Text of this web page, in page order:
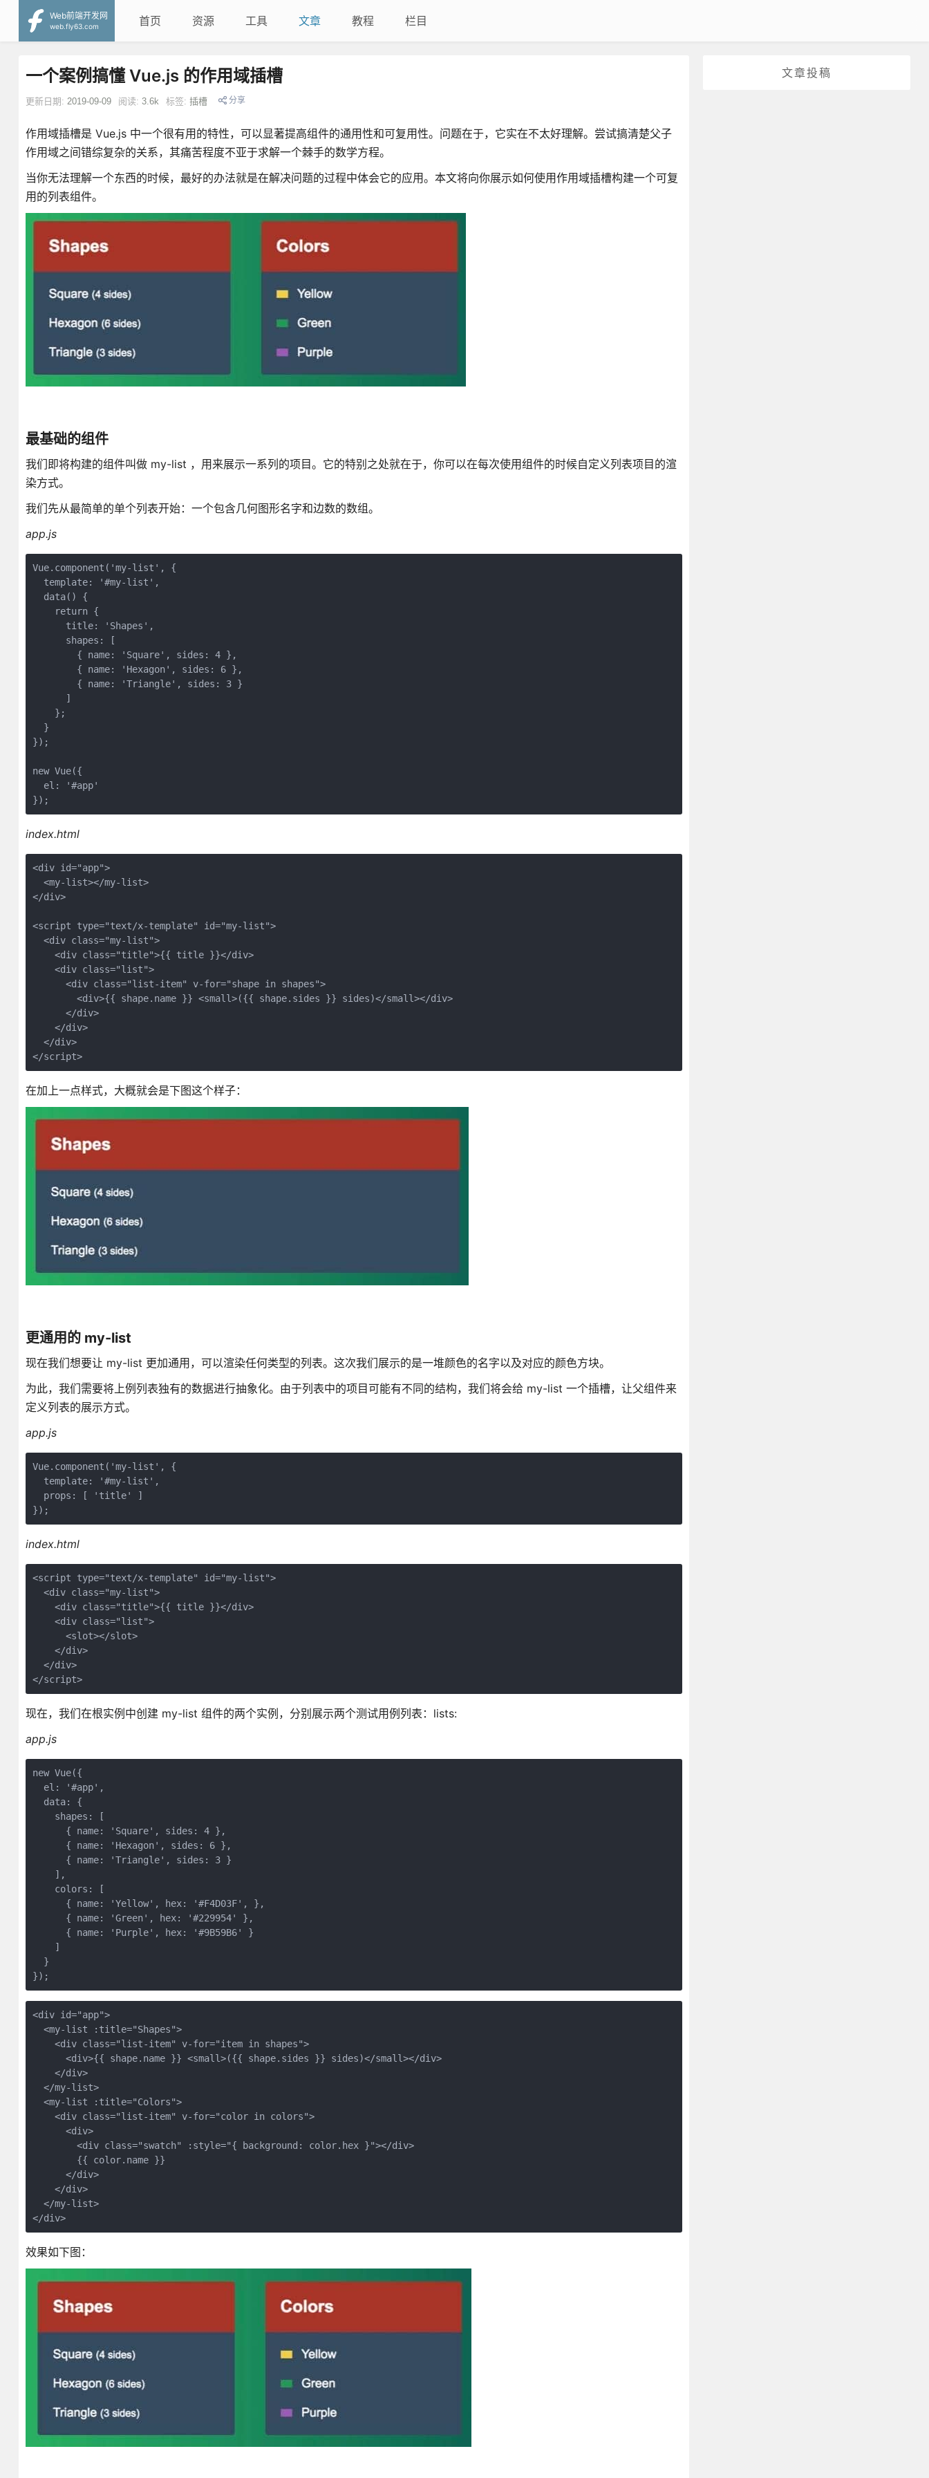
Web前端开发网
web.fly63.com
首页 资源 工具 文章 教程 栏目
文章投稿
一个案例搞懂 Vue.js 的作用域插槽
更新日期: 2019-09-09 阅读: 3.6k 标签: 插槽 分享
作用域插槽是 Vue.js 中一个很有用的特性，可以显著提高组件的通用性和可复用性。问题在于，它实在不太好理解。尝试搞清楚父子
作用域之间错综复杂的关系，其痛苦程度不亚于求解一个棘手的数学方程。
当你无法理解一个东西的时候，最好的办法就是在解决问题的过程中体会它的应用。本文将向你展示如何使用作用域插槽构建一个可复
用的列表组件。
最基础的组件
我们即将构建的组件叫做 my-list ，用来展示一系列的项目。它的特别之处就在于，你可以在每次使用组件的时候自定义列表项目的渲
染方式。
我们先从最简单的单个列表开始：一个包含几何图形名字和边数的数组。
app.js
Vue.component('my-list', {
  template: '#my-list',
  data() {
    return {
      title: 'Shapes',
      shapes: [
        { name: 'Square', sides: 4 },
        { name: 'Hexagon', sides: 6 },
        { name: 'Triangle', sides: 3 }
      ]
    };
  }
});
new Vue({
  el: '#app'
});
index.html
<div id="app">
  <my-list></my-list>
</div>
<script type="text/x-template" id="my-list">
  <div class="my-list">
    <div class="title">{{ title }}</div>
    <div class="list">
      <div class="list-item" v-for="shape in shapes">
        <div>{{ shape.name }} <small>({{ shape.sides }} sides)</small></div>
      </div>
    </div>
  </div>
</script>
在加上一点样式，大概就会是下图这个样子：
更通用的 my-list
现在我们想要让 my-list 更加通用，可以渲染任何类型的列表。这次我们展示的是一堆颜色的名字以及对应的颜色方块。
为此，我们需要将上例列表独有的数据进行抽象化。由于列表中的项目可能有不同的结构，我们将会给 my-list 一个插槽，让父组件来
定义列表的展示方式。
app.js
Vue.component('my-list', {
  template: '#my-list',
  props: [ 'title' ]
});
index.html
<script type="text/x-template" id="my-list">
  <div class="my-list">
    <div class="title">{{ title }}</div>
    <div class="list">
      <slot></slot>
    </div>
  </div>
</script>
现在，我们在根实例中创建 my-list 组件的两个实例，分别展示两个测试用例列表：lists:
app.js
new Vue({
  el: '#app',
  data: {
    shapes: [
      { name: 'Square', sides: 4 },
      { name: 'Hexagon', sides: 6 },
      { name: 'Triangle', sides: 3 }
    ],
    colors: [
      { name: 'Yellow', hex: '#F4D03F', },
      { name: 'Green', hex: '#229954' },
      { name: 'Purple', hex: '#9B59B6' }
    ]
  }
});
<div id="app">
  <my-list :title="Shapes">
    <div class="list-item" v-for="item in shapes">
      <div>{{ shape.name }} <small>({{ shape.sides }} sides)</small></div>
    </div>
  </my-list>
  <my-list :title="Colors">
    <div class="list-item" v-for="color in colors">
      <div>
        <div class="swatch" :style="{ background: color.hex }"></div>
        {{ color.name }}
      </div>
    </div>
  </my-list>
</div>
效果如下图：